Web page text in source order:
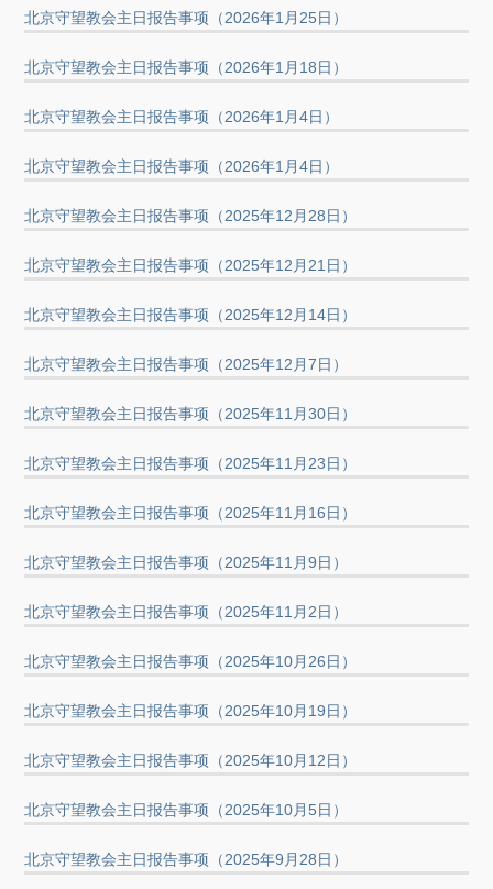
北京守望教会主日报告事项（2026年1月25日）
北京守望教会主日报告事项（2026年1月18日）
北京守望教会主日报告事项（2026年1月4日）
北京守望教会主日报告事项（2026年1月4日）
北京守望教会主日报告事项（2025年12月28日）
北京守望教会主日报告事项（2025年12月21日）
北京守望教会主日报告事项（2025年12月14日）
北京守望教会主日报告事项（2025年12月7日）
北京守望教会主日报告事项（2025年11月30日）
北京守望教会主日报告事项（2025年11月23日）
北京守望教会主日报告事项（2025年11月16日）
北京守望教会主日报告事项（2025年11月9日）
北京守望教会主日报告事项（2025年11月2日）
北京守望教会主日报告事项（2025年10月26日）
北京守望教会主日报告事项（2025年10月19日）
北京守望教会主日报告事项（2025年10月12日）
北京守望教会主日报告事项（2025年10月5日）
北京守望教会主日报告事项（2025年9月28日）